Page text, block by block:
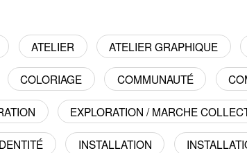
ATELIER ATELIER GRAPHIQUE
COLORIAGE COMMUNAUTÉ
EXPLORATION / MARCHE
INSTALLATION